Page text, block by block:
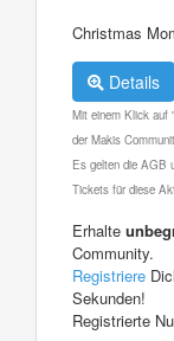
Christmas
Details
Mit einem Klick auf
der Makis
Es gelten die AGB
Tickets für diese
Erhalte
Community.
Registriere
Sekunden!
Registrierte